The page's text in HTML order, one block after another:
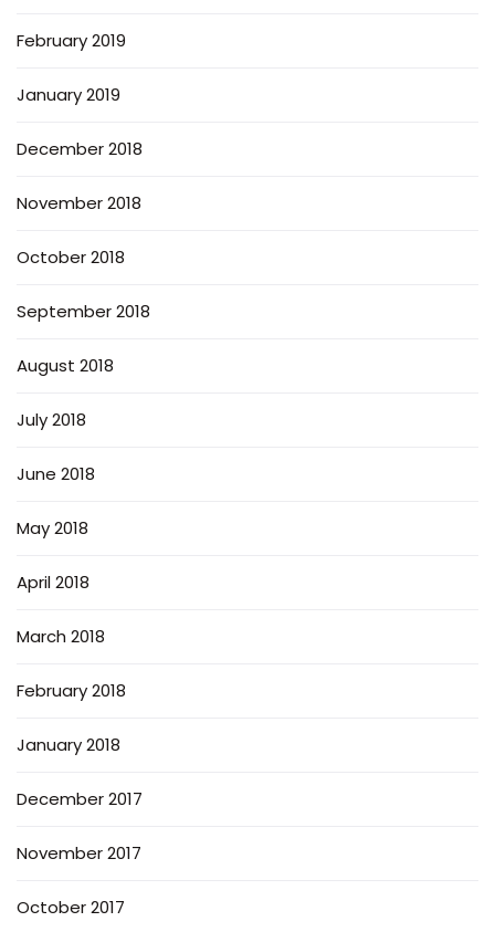
February 2019
January 2019
December 2018
November 2018
October 2018
September 2018
August 2018
July 2018
June 2018
May 2018
April 2018
March 2018
February 2018
January 2018
December 2017
November 2017
October 2017